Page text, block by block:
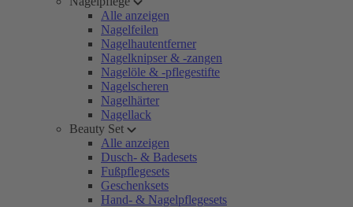
Alle anzeigen
Nagelfeilen
Nagelhautentferner
Nagelknipser & -zangen
Nagelöle & -pflegestifte
Nagelscheren
Nagelhärter
Nagellack
Beauty Set
Alle anzeigen
Dusch- & Badesets
Fußpflegesets
Geschenksets
Hand- & Nagelpflegesets